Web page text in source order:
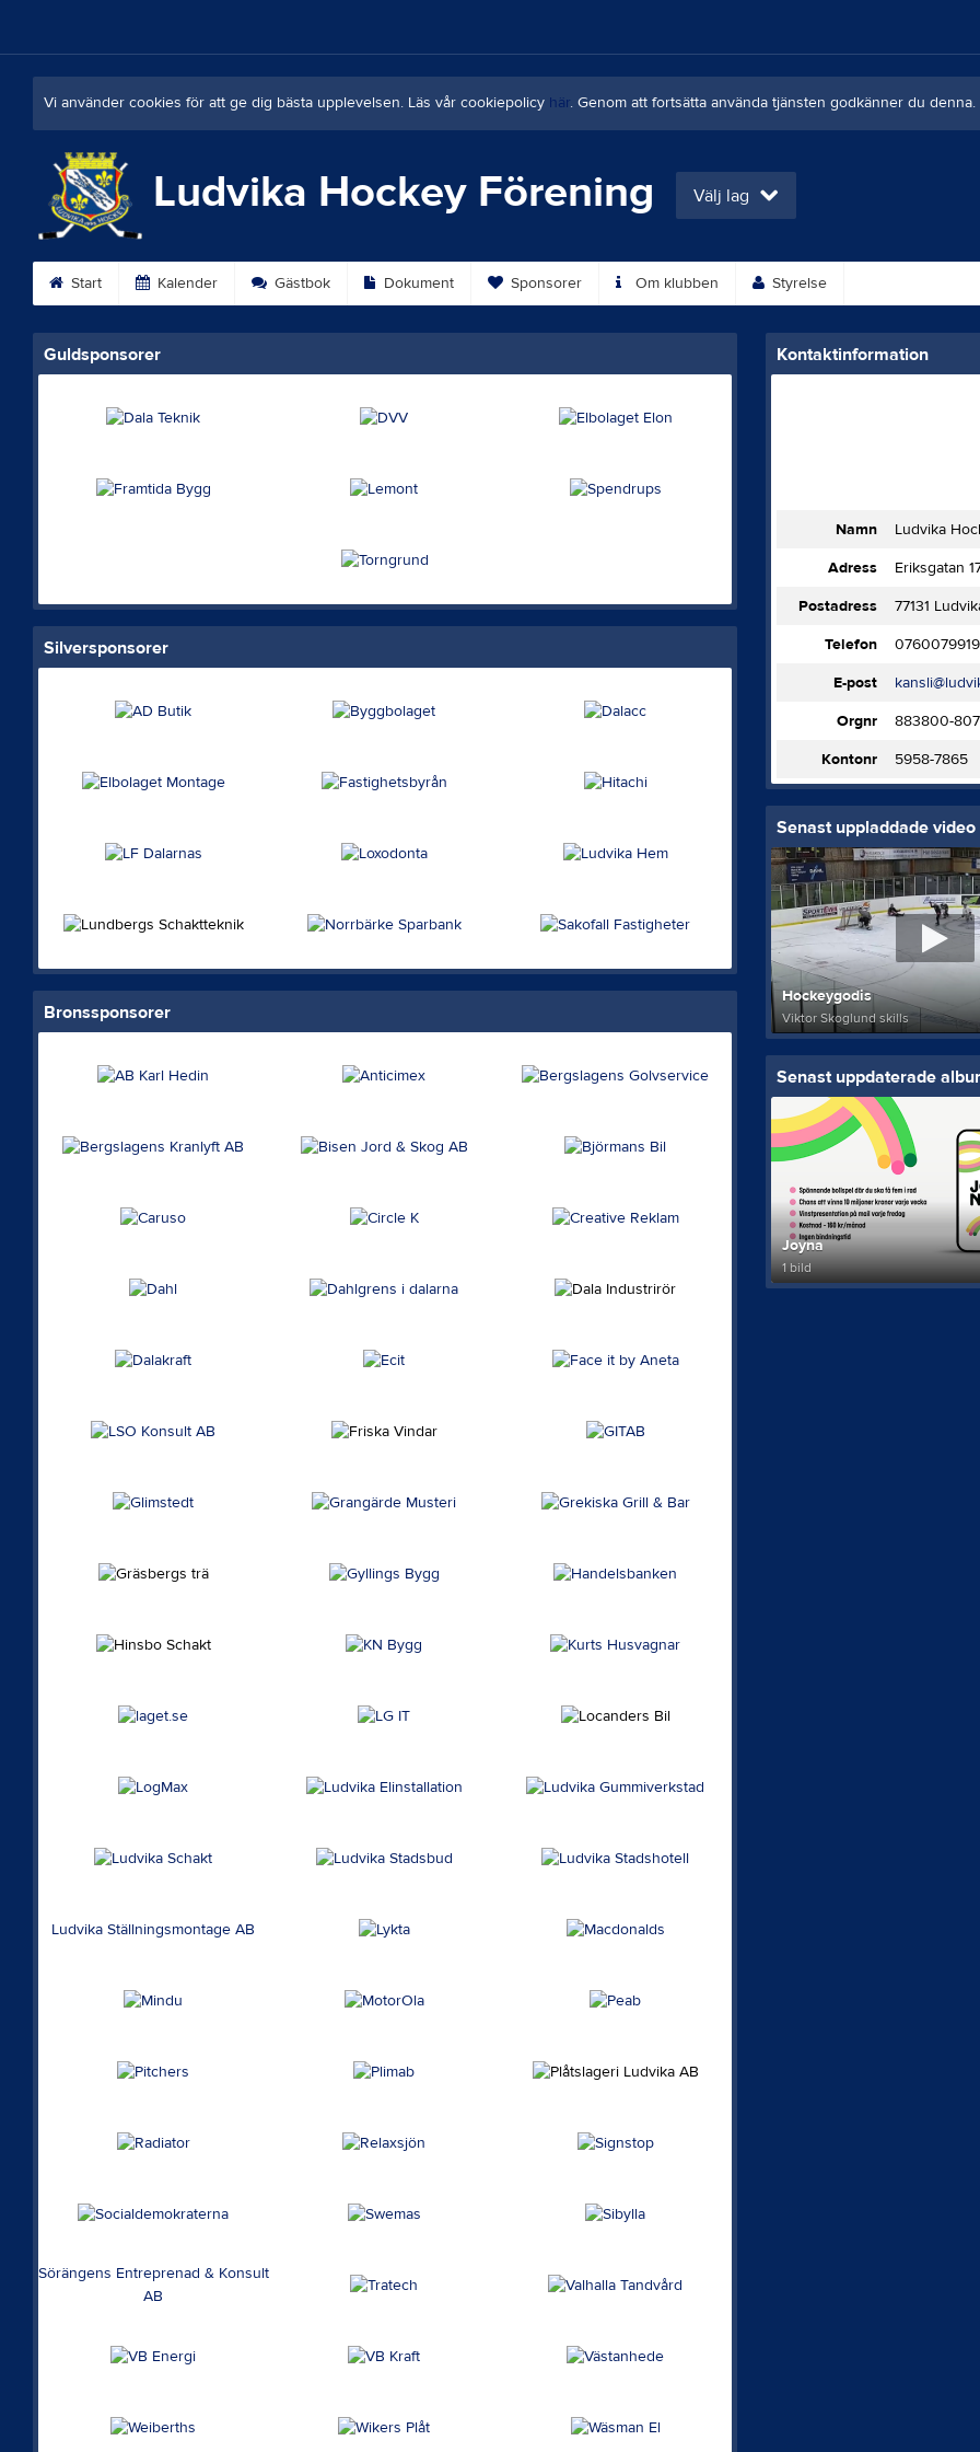
Vi använder cookies för att ge dig bästa upplevelsen. Läs vår cookiepolicy här. Genom att fortsätta använda tjänsten godkänner du denna.
Ludvika Hockey Förening Välj lag
Start Kalender Gästbok Dokument Sponsorer Om klubben Styrelse
Guldsponsorer
Silversponsorer
Bronssponsorer
Ludvika Ställningsmontage AB
Sörängens Entreprenad & Konsult
AB
Kontaktinformation
Namn
Ludvika
Adress
Eriksgatan
Postadress
77131
Telefon
0760079919
E-post
Orgnr
883800-
Kontonr
5958-7865
Senast uppladdade video
Hockeygodis
Viktor Skoglund skills
Senast uppdaterade
Joyna
1 bild